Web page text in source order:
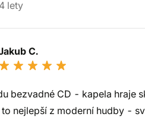
lety
C.
bezvadné CD - kapela hraje
to nejlepší z moderní hudby -